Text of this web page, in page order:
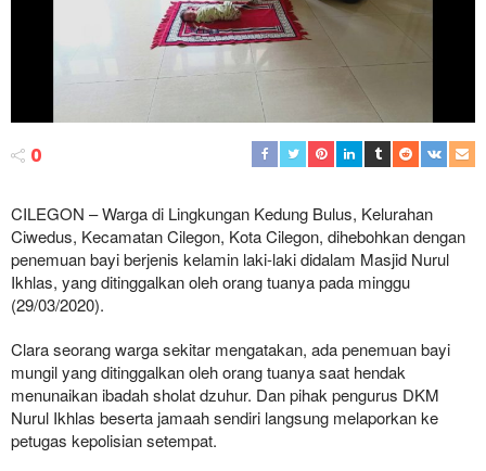
0
CILEGON – Warga di Lingkungan Kedung Bulus, Kelurahan
Ciwedus, Kecamatan Cilegon, Kota Cilegon, dihebohkan dengan
penemuan bayi berjenis kelamin laki-laki didalam Masjid Nurul
Ikhlas, yang ditinggalkan oleh orang tuanya pada minggu
(29/03/2020).
Clara seorang warga sekitar mengatakan, ada penemuan bayi
mungil yang ditinggalkan oleh orang tuanya saat hendak
menunaikan ibadah sholat dzuhur. Dan pihak pengurus DKM
Nurul Ikhlas beserta jamaah sendiri langsung melaporkan ke
petugas kepolisian setempat.